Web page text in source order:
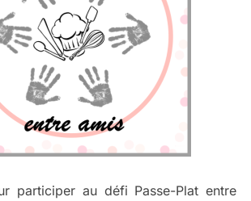
participer au défi Passe-Plat entre